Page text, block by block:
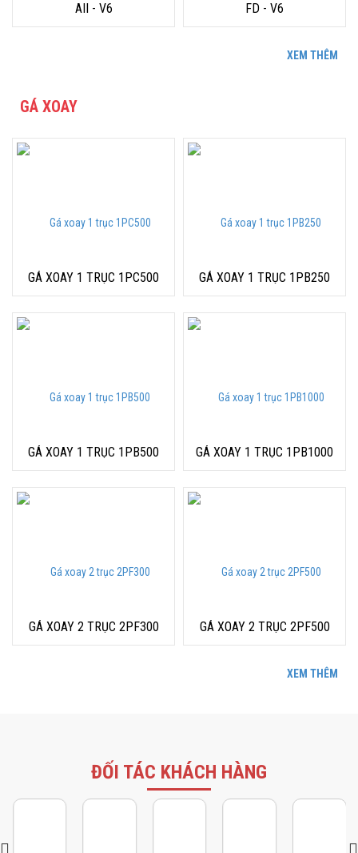
AII - V6 FD - V6
XEM THÊM
GÁ XOAY
GÁ XOAY 1 TRỤC 1PC500 GÁ XOAY 1 TRỤC 1PB250
GÁ XOAY 1 TRỤC 1PB500 GÁ XOAY 1 TRỤC 1PB1000
GÁ XOAY 2 TRỤC 2PF300 GÁ XOAY 2 TRỤC 2PF500
XEM THÊM
ĐỐI TÁC KHÁCH HÀNG